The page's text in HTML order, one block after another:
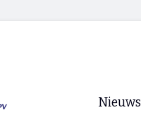
Nieuws